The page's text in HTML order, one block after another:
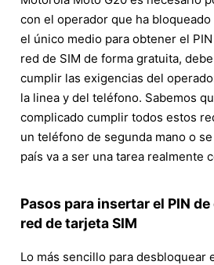
con el operador que ha
el único medio para obtener el
red de SIM de forma gratuita,
cumplir las exigencias del
la linea y del teléfono. Sabemos
complicado cumplir todos estos
un teléfono de segunda mano o
país va a ser una tarea realmente
Pasos para insertar el PIN
red de tarjeta SIM
Lo más sencillo para desbloquear